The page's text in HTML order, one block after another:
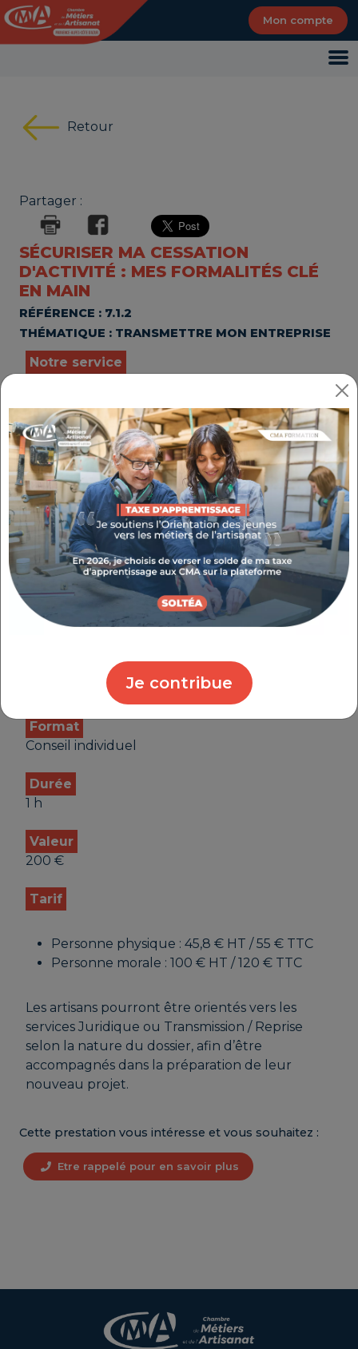
Mon compte
Je contribue
Retour
Partager :
SÉCURISER MA CESSATION
D'ACTIVITÉ : MES FORMALITÉS CLÉ
EN MAIN
RÉFÉRENCE : 7.1.2
THÉMATIQUE : TRANSMETTRE MON ENTREPRISE
Notre service
meilleures conditions. Soyez informé de toutes
les conséquences de votre cessation d’activité
pour préserver vos droits et préparer
sereinement votre futur projet : nouvelle
orientation, retraite...
Les plus
- Une actionconfidentielleetsécurisée
- Ungain de temps, desdémarches
simplifiées
- Relais des services
Transmission / Repriseet
Conseil Juridiqueselon les besoins
Chefs d'entreprise
Format
Conseil individuel
Durée
1 h
Valeur
200 €
Tarif
Personne physique : 45,8 € HT / 55 € TTC
Personne morale : 100 € HT / 120 € TTC
Les artisans pourront être orientés vers les
services Juridique ou Transmission / Reprise
selon la nature du dossier, afin d’être
accompagnés dans la préparation de leur
nouveau projet.
Cette prestation vous intéresse et vous souhaitez :
Etre rappelé pour en savoir plus
Panneau de gestion des cookies